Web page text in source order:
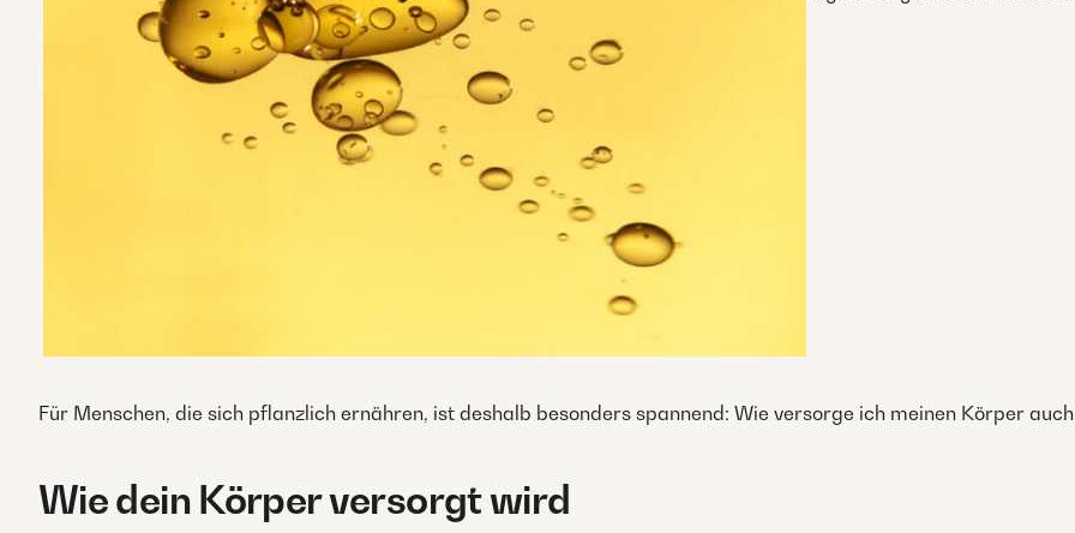
Für Menschen, die sich pflanzlich ernähren, ist deshalb besonders spannend: Wie versorge ich meinen Körper
Wie dein Körper versorgt wird